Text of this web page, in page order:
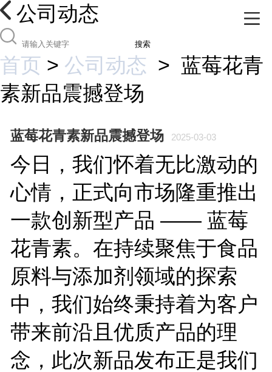
公司动态
搜索
首页 > 公司动态 > 蓝莓花青
素新品震撼登场
蓝莓花青素新品震撼登场 2025-03-03
今日，我们怀着无比激动的
心情，正式向市场隆重推出
一款创新型产品 —— 蓝莓
花青素。在持续聚焦于食品
原料与添加剂领域的探索
中，我们始终秉持着为客户
带来前沿且优质产品的理
念，此次新品发布正是我们